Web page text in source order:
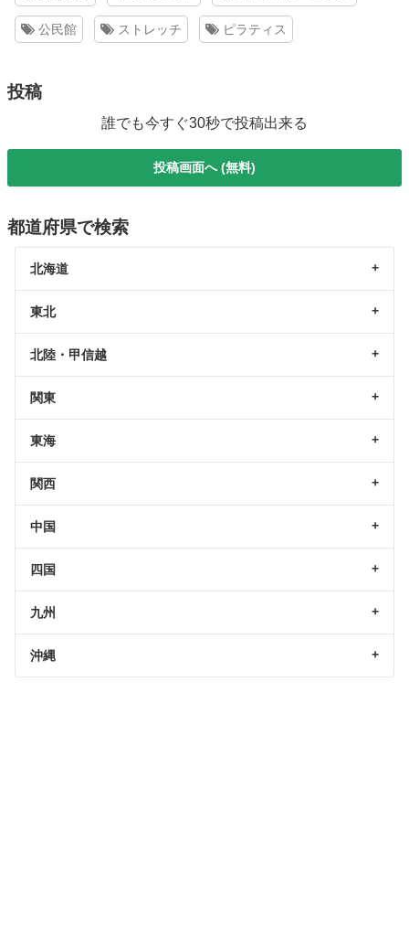
公民館 ストレッチ ピラティス
投稿
誰でも今すぐ30秒で投稿出来る
投稿画面へ (無料)
都道府県で検索
北海道
東北
北陸・甲信越
関東
東海
関西
中国
四国
九州
沖縄